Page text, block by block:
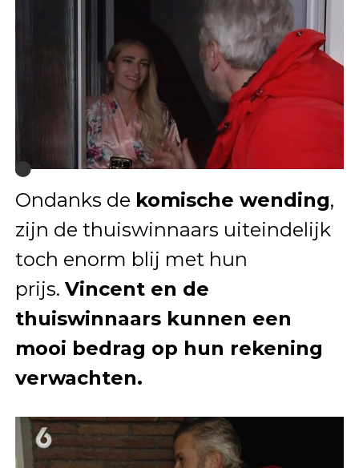
Ondanks de komische wending,
zijn de thuiswinnaars uiteindelijk
toch enorm blij met hun
prijs. Vincent en de
thuiswinnaars kunnen een
mooi bedrag op hun rekening
verwachten.